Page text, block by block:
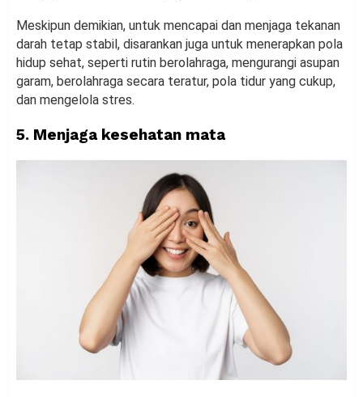
Meskipun demikian, untuk mencapai dan menjaga tekanan
darah tetap stabil, disarankan juga untuk menerapkan pola
hidup sehat, seperti rutin berolahraga, mengurangi asupan
garam, berolahraga secara teratur, pola tidur yang cukup,
dan mengelola stres.
5. Menjaga kesehatan mata